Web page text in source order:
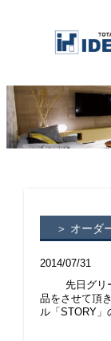
＞ オーダ
2014/07/31
先日グリー
品をさせて頂
ル「STORY